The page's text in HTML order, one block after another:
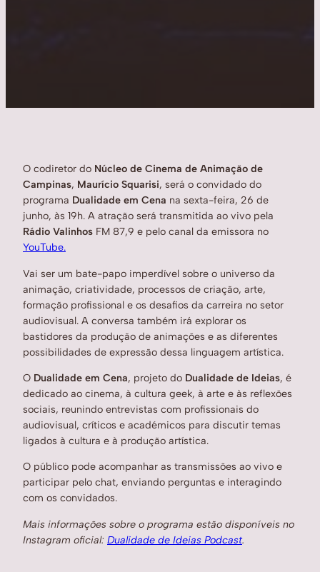
O codiretor do Núcleo de Cinema de Animação de
Campinas, Maurício Squarisi, será o convidado do
programa Dualidade em Cena na sexta-feira, 26 de
junho, às 19h. A atração será transmitida ao vivo pela
Rádio Valinhos FM 87,9 e pelo canal da emissora no
YouTube.
Vai ser um bate-papo imperdível sobre o universo da
animação, criatividade, processos de criação, arte,
formação profissional e os desafios da carreira no setor
audiovisual. A conversa também irá explorar os
bastidores da produção de animações e as diferentes
possibilidades de expressão dessa linguagem artística.
O Dualidade em Cena, projeto do Dualidade de Ideias, é
dedicado ao cinema, à cultura geek, à arte e às reflexões
sociais, reunindo entrevistas com profissionais do
audiovisual, críticos e académicos para discutir temas
ligados à cultura e à produção artística.
O público pode acompanhar as transmissões ao vivo e
participar pelo chat, enviando perguntas e interagindo
com os convidados.
Mais informações sobre o programa estão disponíveis no
Instagram oficial: Dualidade de Ideias Podcast.